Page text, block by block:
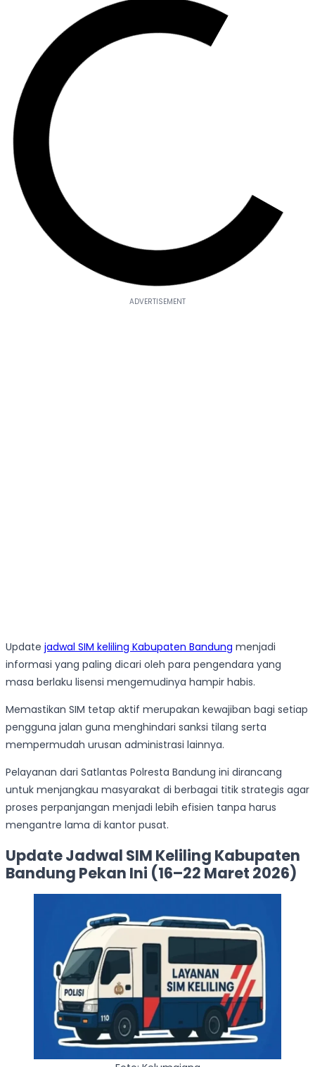
Update jadwal SIM keliling Kabupaten Bandung menjadi
informasi yang paling dicari oleh para pengendara yang
masa berlaku lisensi mengemudinya hampir habis.
Memastikan SIM tetap aktif merupakan kewajiban bagi setiap
pengguna jalan guna menghindari sanksi tilang serta
mempermudah urusan administrasi lainnya.
Pelayanan dari Satlantas Polresta Bandung ini dirancang
untuk menjangkau masyarakat di berbagai titik strategis agar
proses perpanjangan menjadi lebih efisien tanpa harus
mengantre lama di kantor pusat.
Update Jadwal SIM Keliling Kabupaten
Bandung Pekan Ini (16–22 Maret 2026)